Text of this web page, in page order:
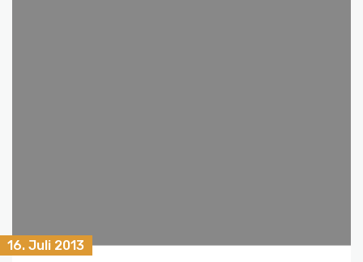
16. Juli 2013